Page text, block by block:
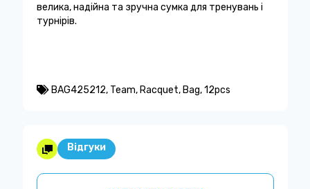
велика, надійна та зручна сумка для тренувань і
турнірів.
BAG425212, Team, Racquet, Bag,12pcs
Відгуки